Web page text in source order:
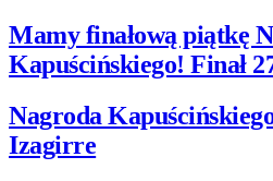
Mamy finałową piątkę
Kapuścińskiego! Finał
Nagroda
Izagirre